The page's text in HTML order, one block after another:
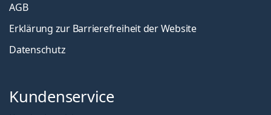
AGB
Erklärung zur Barrierefreiheit der Website
Datenschutz
Kundenservice